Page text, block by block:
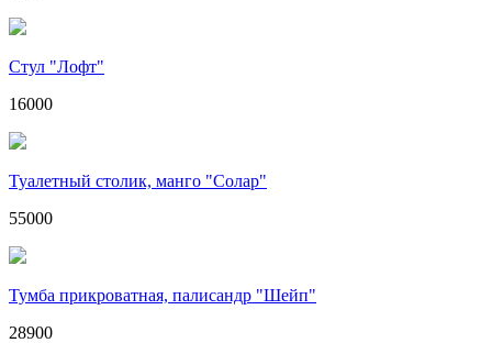
Стул "Лофт"
16000
Туалетный столик, манго "Солар"
55000
Тумба прикроватная, палисандр "Шейп"
28900